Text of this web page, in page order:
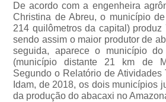
De acordo com a engenheira
Christina de Abreu, o município
214 quilômetros da capital) produz
sendo assim o maior produtor de
seguida, aparece o município
(município distante 21 km de
Segundo o Relatório de Atividades
Idam, de 2018, os dois municípios
da produção do abacaxi no